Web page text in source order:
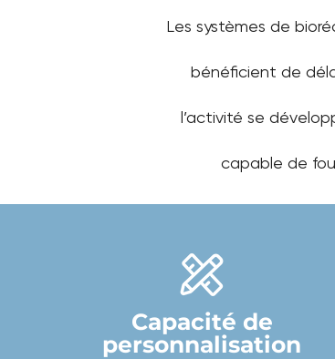
Les systèmes de
bénéficient de
l’activité se
capable de
Capacité de
personnalisation